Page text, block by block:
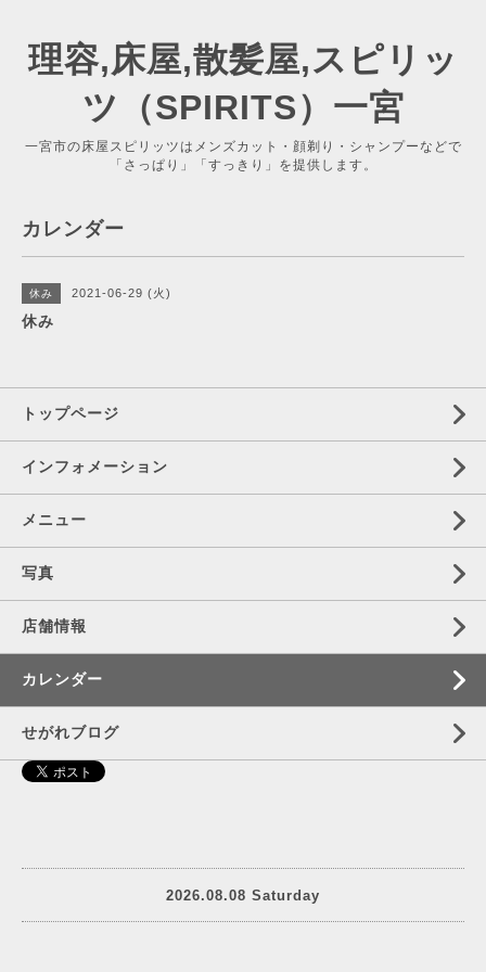
理容,床屋,散髪屋,スピリッ
ツ（SPIRITS）一宮
一宮市の床屋スピリッツはメンズカット・顔剃り・シャンプーなどで
「さっぱり」「すっきり」を提供します。
カレンダー
休み 2021-06-29 (火)
休み
トップページ
インフォメーション
メニュー
写真
店舗情報
カレンダー
せがれブログ
2026.08.08 Saturday